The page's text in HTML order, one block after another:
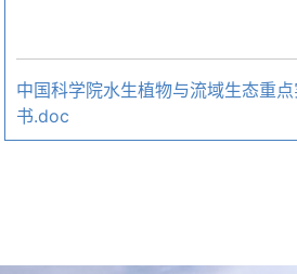
中国科学院水生植物与流域生态重
书.doc